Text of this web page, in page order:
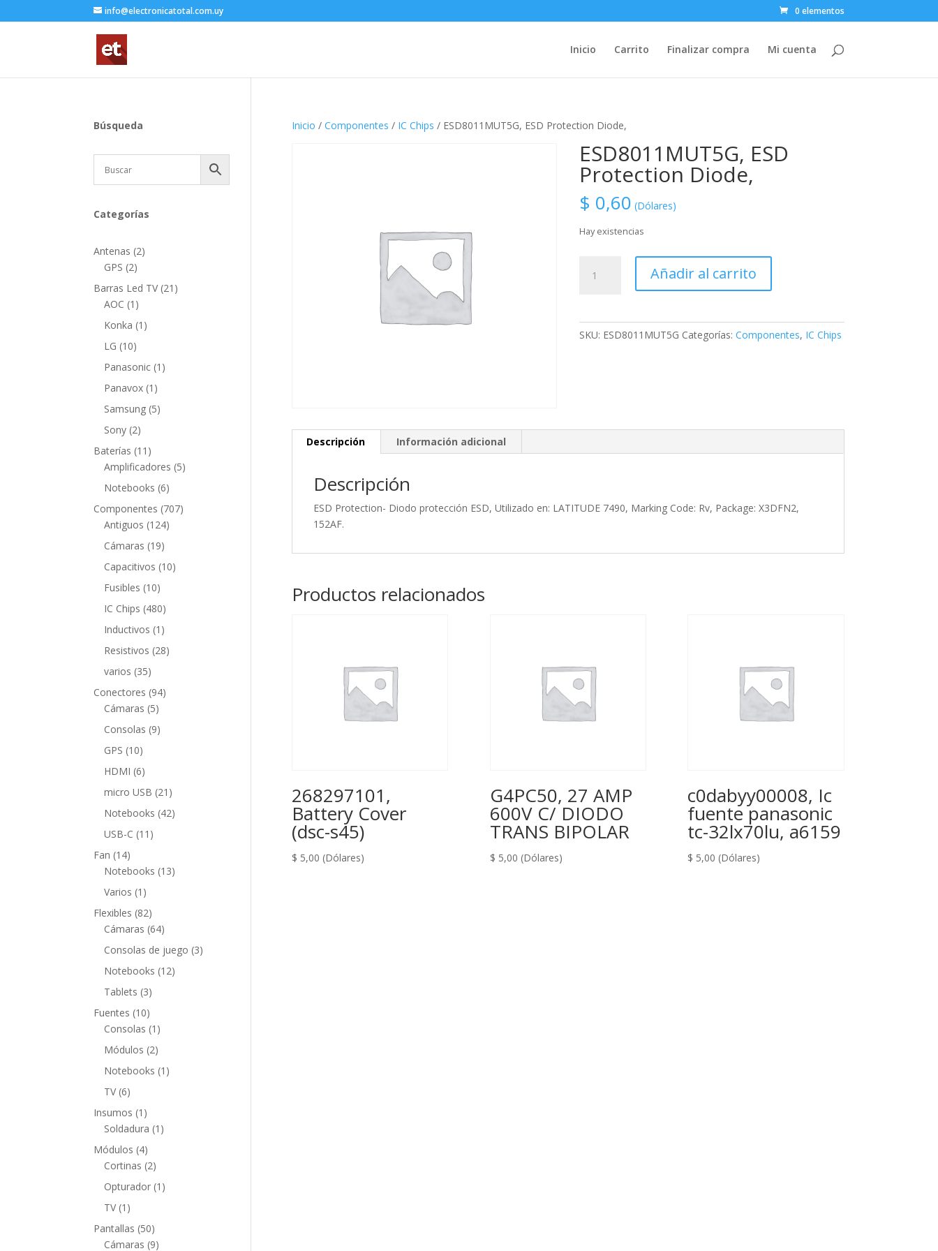
info@electronicatotal.com.uy 0 elementos
Inicio Carrito Finalizar compra Mi cuenta
Inicio / Componentes / IC Chips / ESD8011MUT5G, ESD Protection Diode,
ESD8011MUT5G, ESD
Protection Diode,
$ 0,60 (Dólares)
Hay existencias
ESD
Añadir al carrito
SKU: ESD8011MUT5G Categorías: Componentes, IC Chips
Descripción Información adicional
Descripción
ESD Protection- Diodo protección ESD, Utilizado en: LATITUDE 7490, Marking Code: Rv, Package: X3DFN2,
152AF.
Productos relacionados
268297101,
Battery Cover
(dsc-s45)
$ 5,00 (Dólares)
G4PC50, 27 AMP
600V C/ DIODO
TRANS BIPOLAR
$ 5,00 (Dólares)
c0dabyy00008, Ic
fuente panasonic
tc-32lx70lu, a6159
$ 5,00 (Dólares)
Búsqueda
Categorías
Antenas 22
GPS 22
productos
Barras Led TV 21 21
AOC 1 1
producto
Konka 1 1
LG 1010
productos
Panasonic 1 1
Panavox 1 1
producto
Samsung 55
Sony 22
productos
Baterías 11 11
productos
Amplificadores 55
Notebooks 66
productos
Componentes 707707
Antiguos 124124
Cámaras 1919
productos
Capacitivos 1010
Fusibles 1010
productos
IC Chips 480480
productos
Inductivos 1 1
producto
Resistivos 2828
varios 3535
productos
Conectores 9494
Cámaras 55
productos
Consolas 99
GPS 1010
productos
HDMI 66
productos
micro USB 21 21
productos
Notebooks 4242
USB-C 11 11
Fan 1414
productos
Notebooks 1313
Varios 1 1
producto
Flexibles 8282
productos
Cámaras 6464
productos
Consolas de juego 33
Notebooks 1212
Tablets 33
productos
Fuentes 1010
productos
Consolas 1 1
producto
Módulos 22
productos
Notebooks 1 1
TV 66
productos
Insumos 1 1
producto
Soldadura 1 1
Módulos 44
productos
Cortinas 22
productos
Opturador 1 1
TV 1 1
producto
Pantallas 5050
productos
Cámaras 99